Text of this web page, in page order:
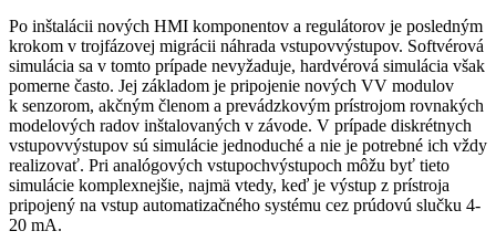
Po inštalácii nových HMI komponentov a regulátorov je posledným
krokom v trojfázovej migrácii náhrada vstupovvýstupov. Softvérová
simulácia sa v tomto prípade nevyžaduje, hardvérová simulácia však
pomerne často. Jej základom je pripojenie nových VV modulov
k senzorom, akčným členom a prevádzkovým prístrojom rovnakých
modelových radov inštalovaných v závode. V prípade diskrétnych
vstupovvýstupov sú simulácie jednoduché a nie je potrebné ich vždy
realizovať. Pri analógových vstupochvýstupoch môžu byť tieto
simulácie komplexnejšie, najmä vtedy, keď je výstup z prístroja
pripojený na vstup automatizačného systému cez prúdovú slučku 4-
20 mA.